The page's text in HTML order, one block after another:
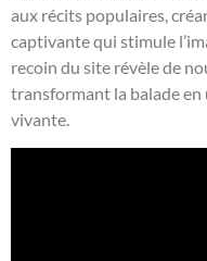
aux récits populaires,
captivante qui stimule
recoin du site révèle de
transformant la balade en
vivante.